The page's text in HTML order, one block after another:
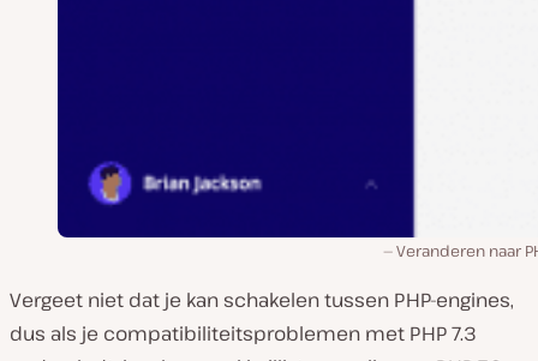
Veranderen naar
Vergeet niet dat je kan schakelen tussen PHP-engines,
dus als je compatibiliteitsproblemen met PHP 7.3